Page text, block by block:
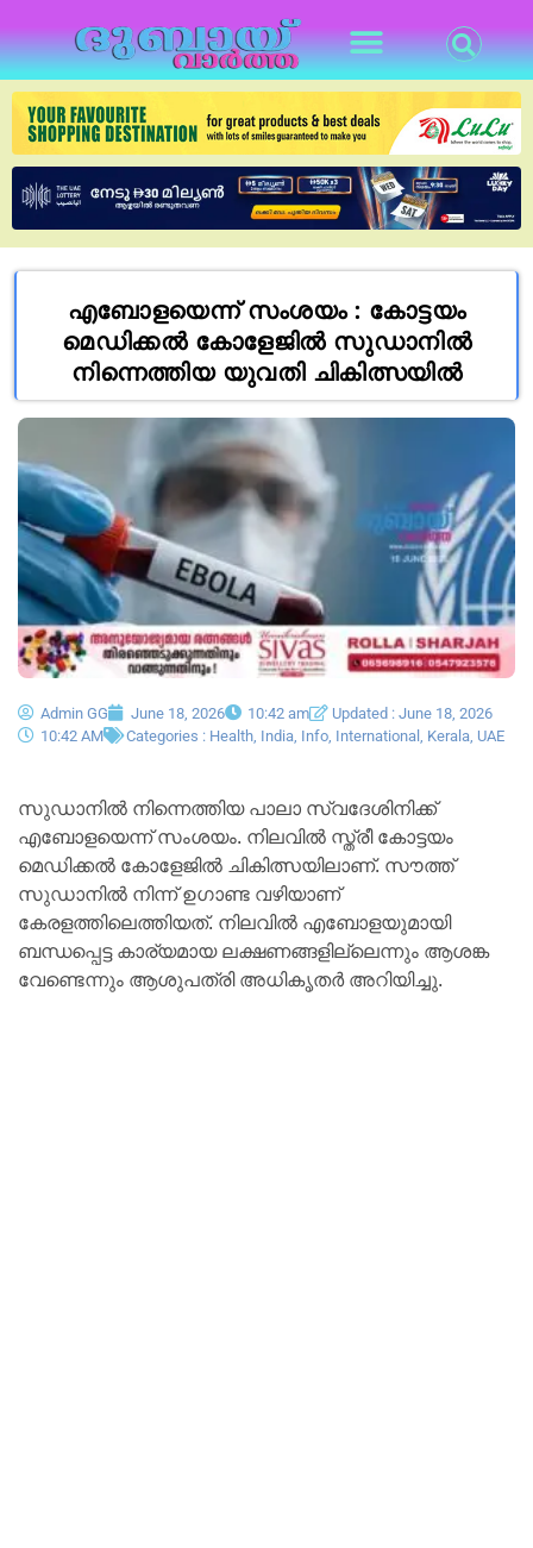
എബോളയെന്ന് സംശയം : കോട്ടയം
മെഡിക്കൽ കോളേജിൽ സുഡാനിൽ
നിന്നെത്തിയ യുവതി ചികിത്സയിൽ
Admin GG June 18, 2026 10:42 am
Updated : June 18, 2026
10:42 AM
Categories : Health India Info International Kerala UAE
സുഡാനിൽ നിന്നെത്തിയ പാലാ സ്വദേശിനിക്ക്
എബോളയെന്ന് സംശയം. നിലവിൽ സ്ത്രീ കോട്ടയം
മെഡിക്കൽ കോളേജിൽ ചികിത്സയിലാണ്. സൗത്ത്
സുഡാനിൽ നിന്ന് ഉഗാണ്ട വഴിയാണ്
കേരളത്തിലെത്തിയത്. നിലവിൽ എബോളയുമായി
ബന്ധപ്പെട്ട കാര്യമായ ലക്ഷണങ്ങളില്ലെന്നും ആശങ്ക
വേണ്ടെന്നും ആശുപത്രി അധികൃതർ അറിയിച്ചു.